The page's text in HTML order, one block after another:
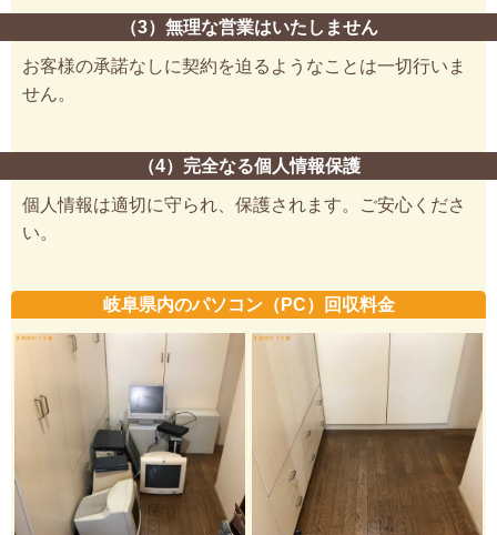
（3）無理な営業はいたしません
お客様の承諾なしに契約を迫るようなことは一切行いま
せん。
（4）完全なる個人情報保護
個人情報は適切に守られ、保護されます。ご安心くださ
い。
岐阜県内のパソコン（PC）回収料金